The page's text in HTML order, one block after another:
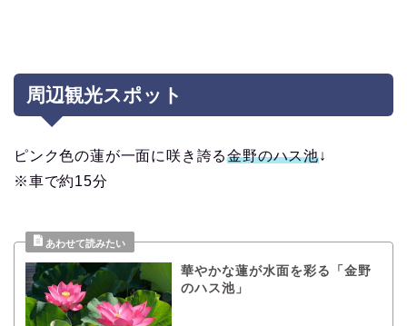
周辺観光スポット
ピンク色の蓮が一面に咲き誇る金野のハス池↓
※車で約15分
華やかな蓮が水面を彩る「金野
のハス池」